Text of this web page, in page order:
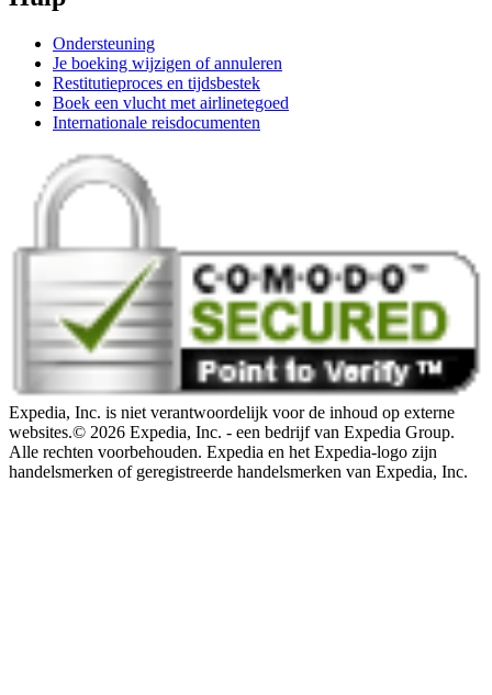
Ondersteuning
Je boeking wijzigen of annuleren
Restitutieproces en tijdsbestek
Boek een vlucht met airlinetegoed
Internationale reisdocumenten
Expedia, Inc. is niet verantwoordelijk voor de inhoud op externe
websites.© 2026 Expedia, Inc. - een bedrijf van Expedia Group.
Alle rechten voorbehouden. Expedia en het Expedia-logo zijn
handelsmerken of geregistreerde handelsmerken van Expedia, Inc.